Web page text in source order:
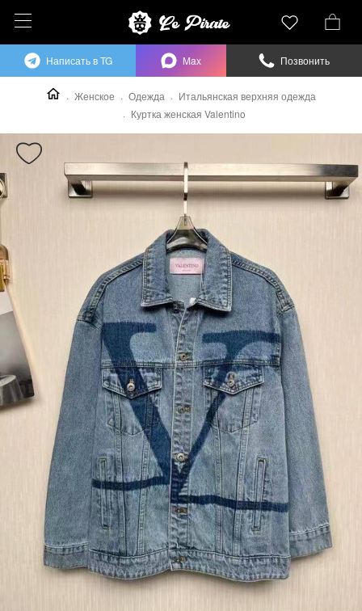
Женское Одежда
Итальянская верхняя одежда
Куртка женская Valentino
Написать в TG Max Позвонить